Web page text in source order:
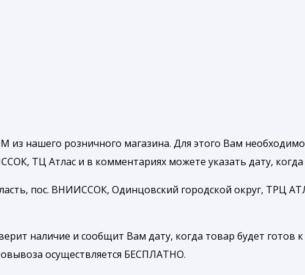
нашего розничного магазина. Для этого Вам необходимо
ТЦ Атлас и в комментариях можете указать дату,
пос. ВНИИССОК, Одинцовский городской округ, ТРЦ
наличие и сообщит Вам дату, когда товар будет готов
осуществляется БЕСПЛАТНО.